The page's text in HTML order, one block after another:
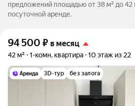
предложений площадью от 38 м² до 42
посуточной аренде.
94 500 ₽ в месяц
42 м² 1-комн. квартира 10 этаж из 22
3D-тур без залога